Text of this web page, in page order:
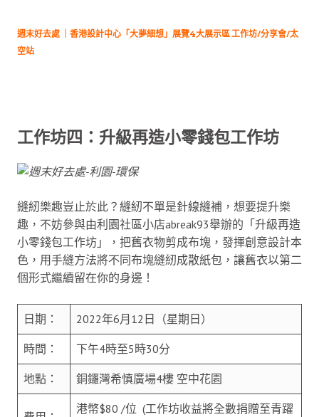
週末好去處 ｜香港設計中心「大夢細想」展覽4大展示區 工作坊/分享會/太
空站
工作坊四：升級再造小零錢包工作坊
縫紉樂趣豈止於此？縫紉不單是針線縫補，想要提升樂
趣，不妨參與由利園社區小店abreak93舉辦的「升級再造
小零錢包工作坊」，把舊衣物剪成布塊，發揮創意設計本
色，用手縫方法將不同布塊縫紉成散紙包，讓舊衣以第二
個形式繼續留在你的身邊！
日期： 2022年6月12日（星期日）
時間： 下午4時至5時30分
地點： 銅鑼灣希慎廣場4樓 空中花園
港幣$80 /位 (工作坊收益將全數捐贈至青躍